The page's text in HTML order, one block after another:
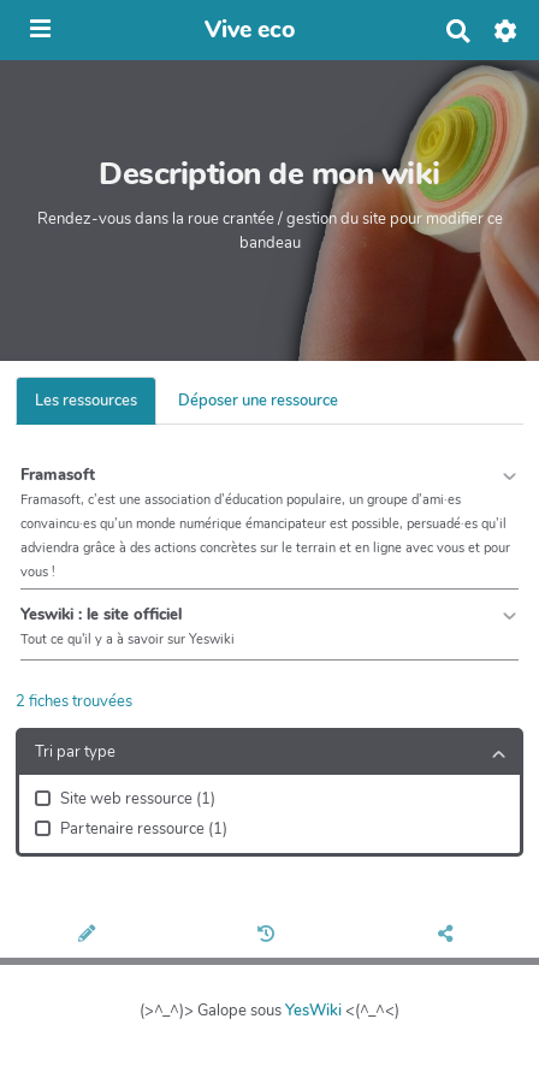
Vive eco
c
h
e
r
c
h
e
Description de mon wiki
Rendez-vous dans la roue crantée / gestion du site pour modifier ce
bandeau
Les ressources Déposer une ressource
Framasoft
Framasoft, c’est une association d’éducation populaire, un groupe d’ami·es
convaincu·es qu’un monde numérique émancipateur est possible, persuadé·es qu’il
adviendra grâce à des actions concrètes sur le terrain et en ligne avec vous et pour
vous !
Yeswiki : le site officiel
Tout ce qu'il y a à savoir sur Yeswiki
2 fiches trouvées
Tri par type
Site web ressource (1)
Partenaire ressource (1)
(>^_^)> Galope sousYesWiki<(^_^<)